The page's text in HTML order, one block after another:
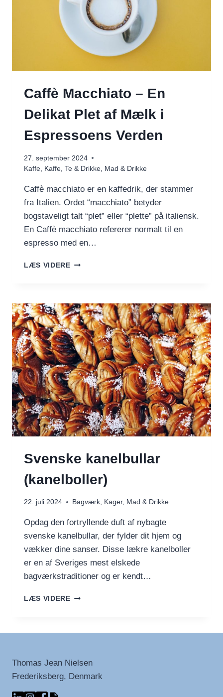
Caffè Macchiato – En
Delikat Plet af Mælk i
Espressoens Verden
27. september 2024
Kaffe
Kaffe, Te & Drikke Mad & Drikke
Caffè macchiato er en kaffedrik, der stammer
fra Italien. Ordet “macchiato” betyder
bogstaveligt talt “plet” eller “plette” på italiensk.
En Caffè macchiato refererer normalt til en
espresso med en…
LÆS VIDERECAFFÈ
DELIKAT
PLET
AF
MÆLK
I
ESPRESSOENS
VERDEN
Svenske kanelbullar
(kanelboller)
22. juli 2024 Bagværk, Kager, Mad & Drikke
Opdag den fortryllende duft af nybagte
svenske kanelbullar, der fylder dit hjem og
vækker dine sanser. Disse lækre kanelboller
er en af ​​Sveriges mest elskede
bagværkstraditioner og er kendt…
LÆS VIDERESVENSKE
Thomas Jean Nielsen
Frederiksberg, Denmark